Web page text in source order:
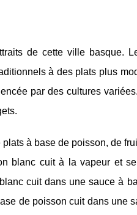
de cette ville basque.
à des plats plus
par des cultures
à base de poisson, de
blanc cuit à la vapeur et
cuit dans une sauce à
de poisson cuit dans une